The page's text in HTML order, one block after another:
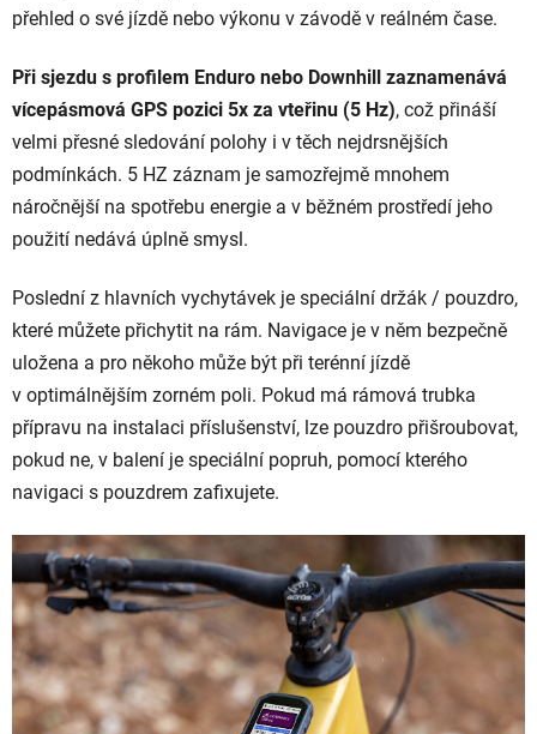
přehled o své jízdě nebo výkonu v závodě v reálném čase.
Při sjezdu s profilem Enduro nebo Downhill zaznamenává
vícepásmová GPS pozici 5x za vteřinu (5 Hz), což přináší
velmi přesné sledování polohy i v těch nejdrsnějších
podmínkách. 5 HZ záznam je samozřejmě mnohem
náročnější na spotřebu energie a v běžném prostředí jeho
použití nedává úplně smysl.
Poslední z hlavních vychytávek je speciální držák / pouzdro,
které můžete přichytit na rám. Navigace je v něm bezpečně
uložena a pro někoho může být při terénní jízdě
v optimálnějším zorném poli. Pokud má rámová trubka
přípravu na instalaci příslušenství, lze pouzdro přišroubovat,
pokud ne, v balení je speciální popruh, pomocí kterého
navigaci s pouzdrem zafixujete.